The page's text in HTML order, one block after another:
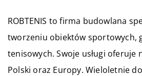
ROBTENIS to firma budowlana
tworzeniu obiektów sportowych,
tenisowych. Swoje usługi oferuje
Polski oraz Europy. Wieloletnie